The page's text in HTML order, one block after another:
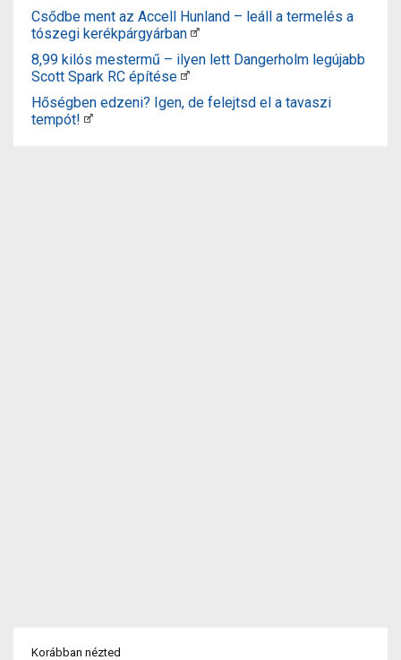
Csődbe ment az Accell Hunland – leáll a termelés a
tószegi kerékpárgyárban
8,99 kilós mestermű – ilyen lett Dangerholm legújabb
Scott Spark RC építése
Hőségben edzeni? Igen, de felejtsd el a tavaszi
tempót!
Korábban nézted